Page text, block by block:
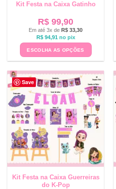
Kit Festa na Caixa Gatinho
R$ 99,90
Em até 3x de R$ 33,30
R$94,91 no pix
ESCOLHA AS OPÇÕES
Save
Kit Festa na Caixa Guerreiras
do K-Pop